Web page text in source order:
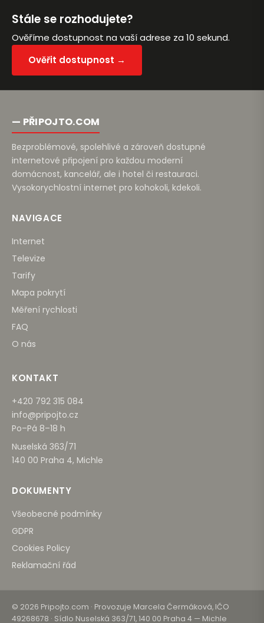
Stále se rozhodujete?
Ověříme dostupnost na vaší adrese za 10 sekund.
Ověřit dostupnost →
— PŘIPOJTO.COM
Bezproblémové, spolehlivé a zároveň dostupné
internetové připojení pro každou moderní
domácnost, kancelář, ale i hotel či restauraci.
Vysokorychlostní internet pro kohokoli, kdekoli.
NAVIGACE
Internet
Televize
Tarify
Mapa pokrytí
Měření rychlosti
FAQ
O nás
KONTAKT
+420 792 315 084
info@pripojto.cz
Po–Pá 8–18 h
Nuselská 363/71
140 00 Praha 4, Michle
DOKUMENTY
Všeobecné podmínky
GDPR
Cookies Policy
Reklamační řád
© 2026 Pripojto.com · Provozuje Marcela Čermáková, IČO
49268678 · Sídlo Nuselská 363/71, 140 00 Praha 4 — Michle